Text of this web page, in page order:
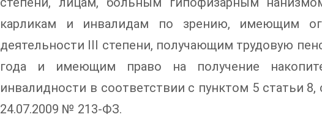
карликам и инвалидам по зрению, имеющим
деятельности III степени, получающим трудовую
года и имеющим право на получение
инвалидности в соответствии с пунктом 5 статьи
24.07.2009 № 213-ФЗ.